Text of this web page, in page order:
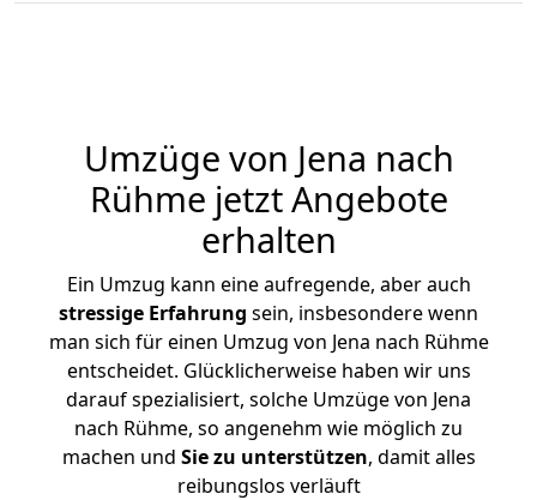
Umzüge von Jena nach
Rühme jetzt Angebote
erhalten
Ein Umzug kann eine aufregende, aber auch
stressige Erfahrung sein, insbesondere wenn
man sich für einen Umzug von Jena nach Rühme
entscheidet. Glücklicherweise haben wir uns
darauf spezialisiert, solche Umzüge von Jena
nach Rühme, so angenehm wie möglich zu
machen und Sie zu unterstützen, damit alles
reibungslos verläuft